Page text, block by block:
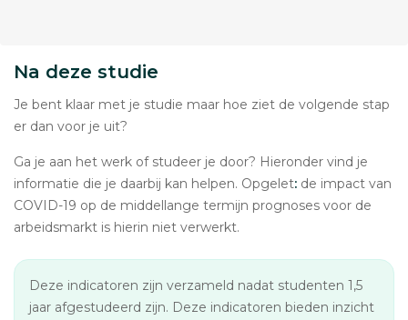
Na deze studie
Je bent klaar met je studie maar hoe ziet de volgende stap
er dan voor je uit?
Ga je aan het werk of studeer je door? Hieronder vind je
informatie die je daarbij kan helpen. Opgelet: de impact van
COVID-19 op de middellange termijn prognoses voor de
arbeidsmarkt is hierin niet verwerkt.
Deze indicatoren zijn verzameld nadat studenten 1,5
jaar afgestudeerd zijn. Deze indicatoren bieden inzicht